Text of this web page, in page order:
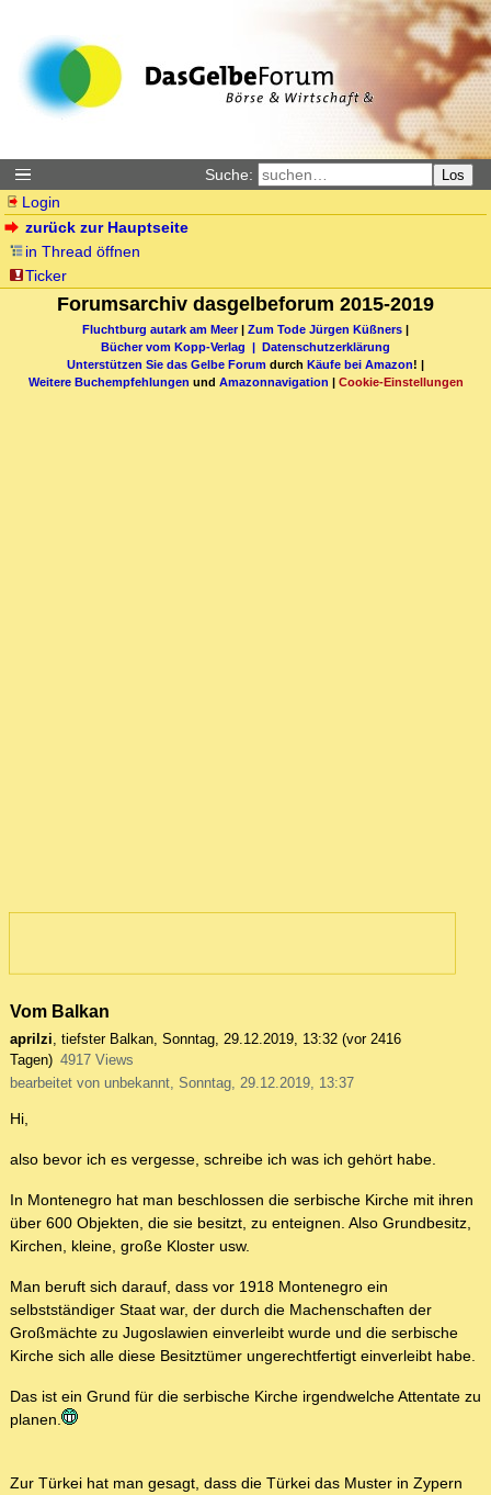
Suche: Los
Login
zurück zur Hauptseite
in Thread öffnen
Ticker
Forumsarchiv dasgelbeforum 2015-2019
Fluchtburg autark am Meer| Zum Tode Jürgen Küßners
Bücher vom Kopp-Verlag |
Datenschutzerklärung
Unterstützen Sie das Gelbe Forum durch Käufe bei Amazon! |
Weitere Buchempfehlungen und Amazonnavigation Cookie-Einstellungen
Vom Balkan
aprilzi tiefster Balkan Sonntag, 29.12.2019, 13:32 (vor 2416
Tagen) 4917 Views
bearbeitet von unbekannt, Sonntag, 29.12.2019, 13:37
Hi,
also bevor ich es vergesse, schreibe ich was ich gehört habe.
In Montenegro hat man beschlossen die serbische Kirche mit ihren
über 600 Objekten, die sie besitzt, zu enteignen. Also Grundbesitz,
Kirchen, kleine, große Kloster usw.
Man beruft sich darauf, dass vor 1918 Montenegro ein
selbstständiger Staat war, der durch die Machenschaften der
Großmächte zu Jugoslawien einverleibt wurde und die serbische
Kirche sich alle diese Besitztümer ungerechtfertigt einverleibt habe.
Das ist ein Grund für die serbische Kirche irgendwelche Attentate zu
planen.
Zur Türkei hat man gesagt, dass die Türkei das Muster in Zypern